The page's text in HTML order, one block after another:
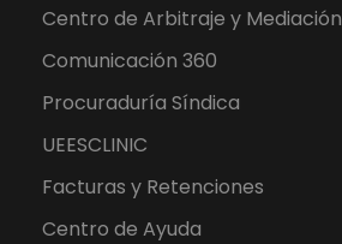
Centro de Arbitraje y Mediación
Comunicación 360
Procuraduría Síndica
UEESCLINIC
Facturas y Retenciones
Centro de Ayuda